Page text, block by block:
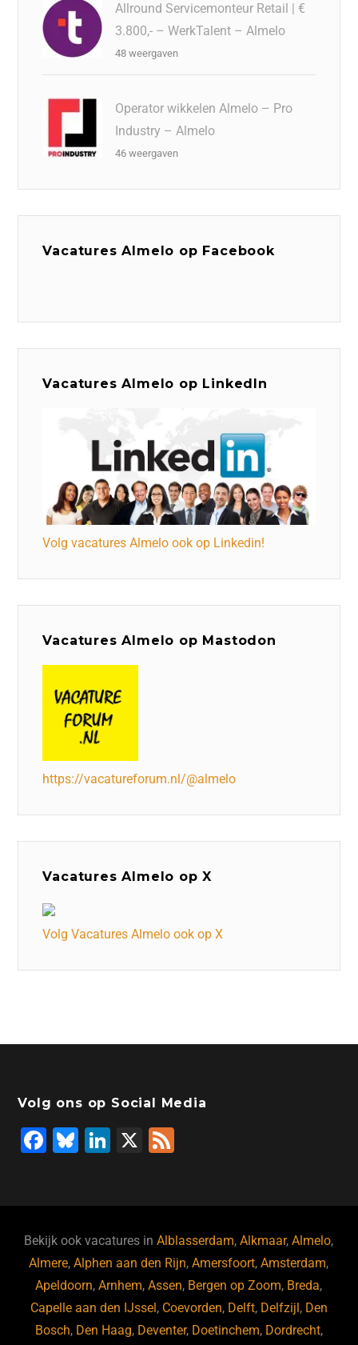
Allround Servicemonteur Retail | €
3.800,- – WerkTalent – Almelo
48 weergaven
Operator wikkelen Almelo – Pro
Industry – Almelo
46 weergaven
Vacatures Almelo op Facebook
Vacatures Almelo op LinkedIn
Volg vacatures Almelo ook op Linkedin!
Vacatures Almelo op Mastodon
https://vacatureforum.nl/@almelo
Vacatures Almelo op X
Volg Vacatures Almelo ook op X
Volg ons op Social Media
F
b
o
o
k
Bl
ky
Li
dI
n
X
Bekijk ook vacatures inAlblasserdam,Alkmaar,Almelo,
Almere,Alphen aan den Rijn,Amersfoort,Amsterdam,
Apeldoorn,Arnhem,Assen, Bergen op Zoom, Breda,
Capelle aan den IJssel, Coevorden, Delft, Delfzijl, Den
Bosch, Den Haag, Deventer, Doetinchem, Dordrecht,